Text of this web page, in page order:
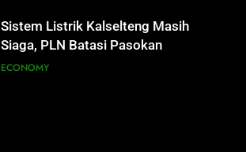
Distribusi BBM Diperkuat,
Pertamina Targetkan Antrean di
SPBU Sampit Segera Terurai
ECONOMY